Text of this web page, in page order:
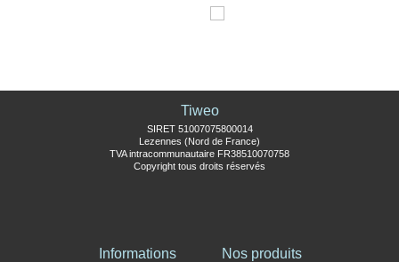
Tiweo
SIRET 51007075800014
Lezennes (Nord de France)
TVA intracommunautaire FR38510070758
Copyright tous droits réservés
Informations Nos produits